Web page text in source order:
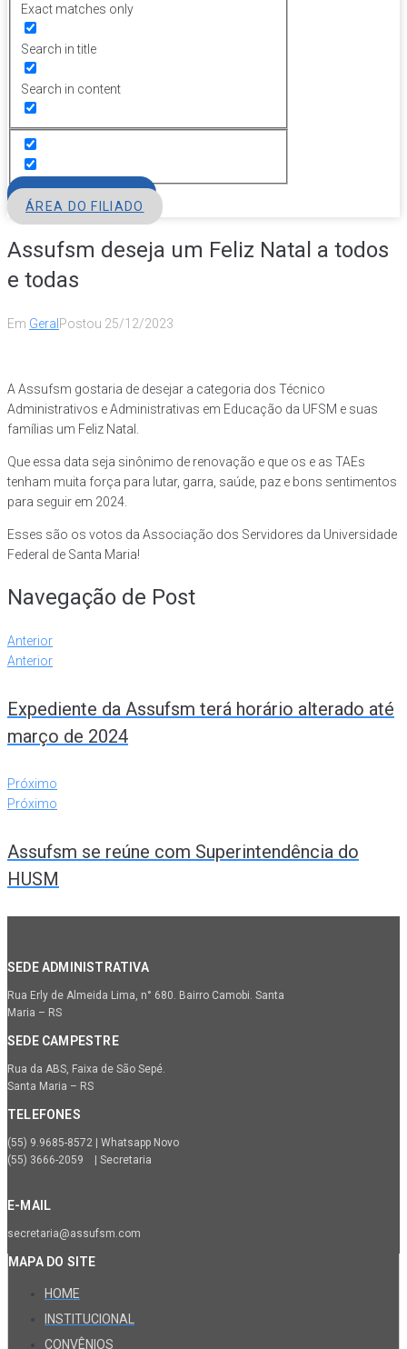
Exact matches only
Search in title
Search in content
ÁREA DO FILIADO
Assufsm deseja um Feliz Natal a todos
e todas
Em Geral Postou 25/12/2023
A Assufsm gostaria de desejar a categoria dos Técnico
Administrativos e Administrativas em Educação da UFSM e suas
famílias um Feliz Natal.
Que essa data seja sinônimo de renovação e que os e as TAEs
tenham muita força para lutar, garra, saúde, paz e bons sentimentos
para seguir em 2024.
Esses são os votos da Associação dos Servidores da Universidade
Federal de Santa Maria!
Navegação de Post
Anterior
Anterior
Expediente da Assufsm terá horário alterado até
março de 2024
Próximo
Próximo
Assufsm se reúne com Superintendência do
HUSM
SEDE ADMINISTRATIVA
Rua Erly de Almeida Lima, n° 680. Bairro Camobi. Santa
Maria – RS
SEDE CAMPESTRE
Rua da ABS, Faixa de São Sepé.
Santa Maria – RS
TELEFONES
(55) 9.9685-8572 | Whatsapp Novo
(55) 3666-2059 | Secretaria
E-MAIL
secretaria@assufsm.com
MAPA DO SITE
HOME
INSTITUCIONAL
CONVÊNIOS